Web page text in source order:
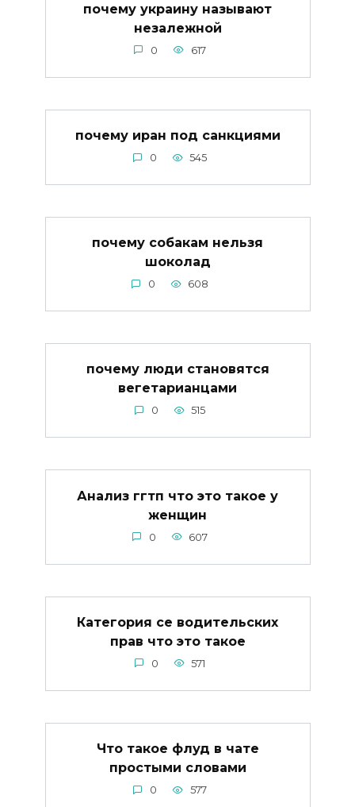
почему украину называют
незалежной
0 617
почему иран под санкциями
0 545
почему собакам нельзя
шоколад
0 608
почему люди становятся
вегетарианцами
0 515
Анализ ггтп что это такое у
женщин
0 607
Категория се водительских
прав что это такое
0 571
Что такое флуд в чате
простыми словами
0 577